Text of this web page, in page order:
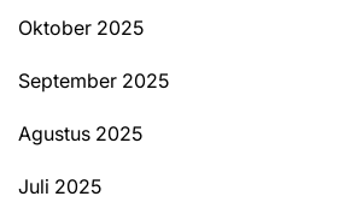
Oktober 2025
September 2025
Agustus 2025
Juli 2025